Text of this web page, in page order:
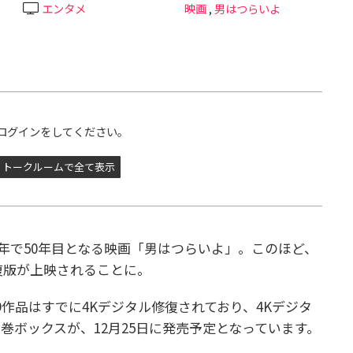
エンタメ 映画,男はつらいよ
インをしてください。
トークルームで全て表示
50年目となる映画「男はつらいよ」。このほど、
が上映されることに。
品はすでに4Kデジタル修復されており、4Kデジタ
ックスが、12月25日に発売予定となっています。